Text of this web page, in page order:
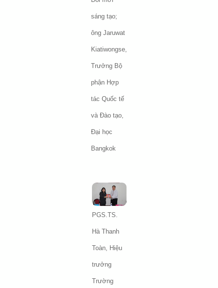
sáng tạo;
ông Jaruwat
Kiatiwongse,
Trưởng Bộ
phận Hợp
tác Quốc tế
và Đào tạo,
Đại học
Bangkok
PGS.TS.
Hà Thanh
Toàn, Hiệu
trưởng
Trường